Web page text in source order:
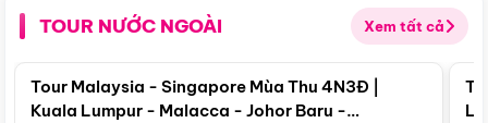
TOUR NƯỚC NGOÀI Xem tất cả
Điểm nổi bật
Tour Malaysia - Singapore Mùa Thu 4N3Đ |
Kuala Lumpur - Malacca - Johor Baru -